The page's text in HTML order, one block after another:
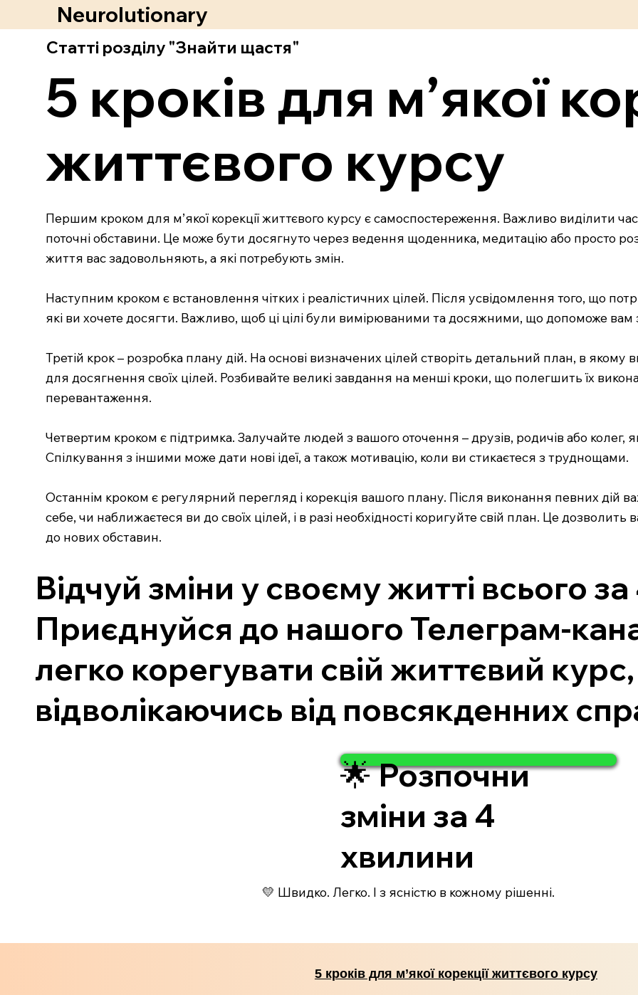
Neurolutionary
Статті розділу "Знайти щастя"
5 кроків для м’якої
життєвого курсу
Першим кроком для м’якої корекції життєвого курсу є самоспостереження. Важливо виділити час
поточні обставини. Це може бути досягнуто через ведення щоденника, медитацію або просто
життя вас задовольняють, а які потребують змін.
Наступним кроком є встановлення чітких і реалістичних цілей. Після усвідомлення того, що
які ви хочете досягти. Важливо, щоб ці цілі були вимірюваними та досяжними, що допоможе вам
Третій крок – розробка плану дій. На основі визначених цілей створіть детальний план, в якому
для досягнення своїх цілей. Розбивайте великі завдання на менші кроки, що полегшить їх
перевантаження.
Четвертим кроком є підтримка. Залучайте людей з вашого оточення – друзів, родичів або колег,
Спілкування з іншими може дати нові ідеї, а також мотивацію, коли ви стикаєтеся з труднощами.
Останнім кроком є регулярний перегляд і корекція вашого плану. Після виконання певних дій
себе, чи наближаєтеся ви до своїх цілей, і в разі необхідності коригуйте свій план. Це дозволить
до нових обставин.
Відчуй зміни у своєму житті всього
Приєднуйся до нашого Телеграм-
легко корегувати свій життєвий
відволікаючись від повсякденних
🌟 Розпочни
зміни за 4
хвилини
💛 Швидко. Легко. І з ясністю в кожному рішенні.
5 кроків для м’якої корекції життєвого курсу